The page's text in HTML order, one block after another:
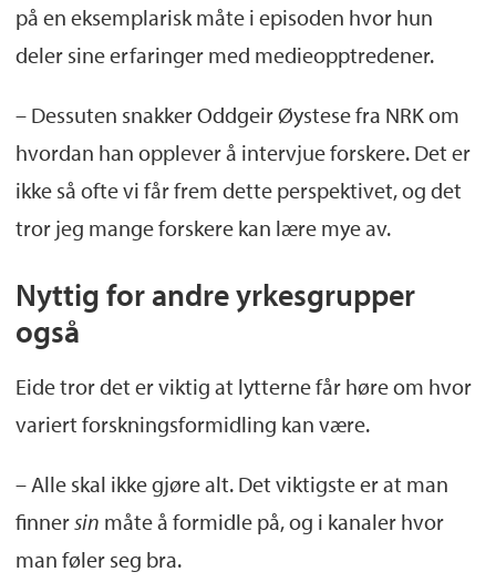
på en eksemplarisk måte i episoden hvor hun
deler sine erfaringer med medieopptredener.
– Dessuten snakker Oddgeir Øystese fra NRK om
hvordan han opplever å intervjue forskere. Det er
ikke så ofte vi får frem dette perspektivet, og det
tror jeg mange forskere kan lære mye av.
Nyttig for andre yrkesgrupper
også
Eide tror det er viktig at lytterne får høre om hvor
variert forskningsformidling kan være.
– Alle skal ikke gjøre alt. Det viktigste er at man
finnersin måte å formidle på, og i kanaler hvor
man føler seg bra.